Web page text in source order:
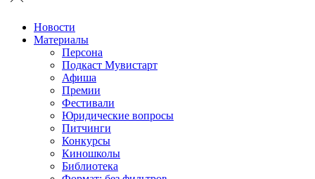
Новости
Материалы
Персона
Подкаст Мувистарт
Афиша
Премии
Фестивали
Юридические вопросы
Питчинги
Конкурсы
Киношколы
Библиотека